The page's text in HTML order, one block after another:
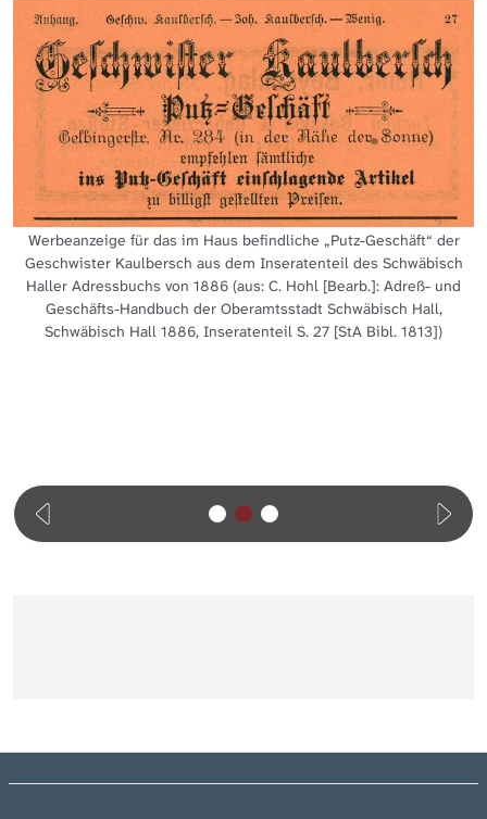
Werbeanzeige für das im Haus befindliche „Putz-Geschäft“ der
Geschwister Kaulbersch aus dem Inseratenteil des Schwäbisch
Haller Adressbuchs von 1886 (aus: C. Hohl [Bearb.]: Adreß- und
Geschäfts-Handbuch der Oberamtsstadt Schwäbisch Hall,
Schwäbisch Hall 1886, Inseratenteil S. 27 [StA Bibl. 1813])